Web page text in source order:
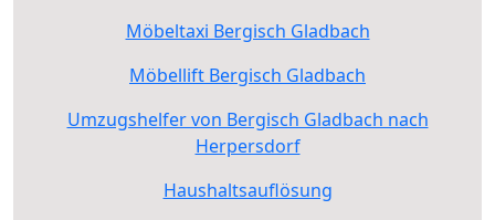
Möbeltaxi Bergisch Gladbach
Möbellift Bergisch Gladbach
Umzugshelfer von Bergisch Gladbach nach
Herpersdorf
Haushaltsauflösung